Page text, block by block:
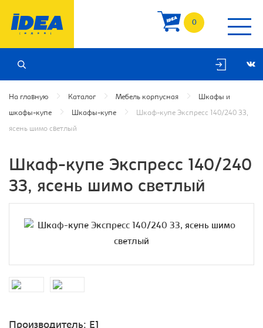
0
На главную Каталог Мебель корпусная Шкафы и
шкафы-купе Шкафы-купе Шкаф-купе Экспресс 140/240 ЗЗ,
ясень шимо светлый
Шкаф-купе Экспресс 140/240
ЗЗ, ясень шимо светлый
Производитель: E1